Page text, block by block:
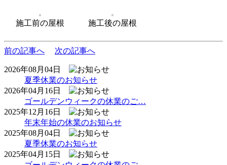
施工前の屋根 施工後の屋根
前の記事へ 次の記事へ
2026年08月04日
夏季休業のお知らせ
2026年04月16日
ゴールデンウィークの休業のご…
2025年12月16日
年末年始の休業のお知らせ
2025年08月04日
夏季休業のお知らせ
2025年04月15日